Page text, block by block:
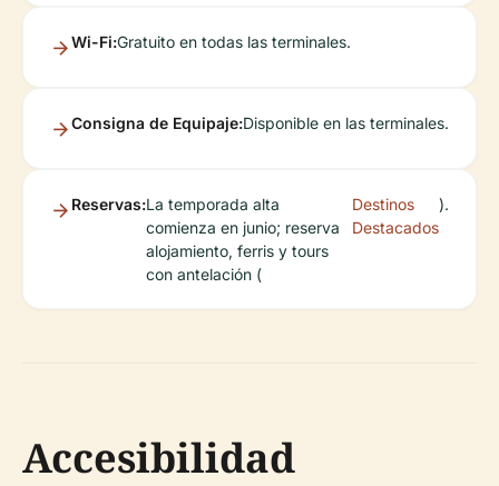
Wi-Fi:Gratuito en todas las terminales.
Consigna de Equipaje:Disponible en las terminales.
Reservas:La temporada alta
comienza en junio; reserva
alojamiento, ferris y tours
con antelación (
Destinos
Destacados
).
Accesibilidad